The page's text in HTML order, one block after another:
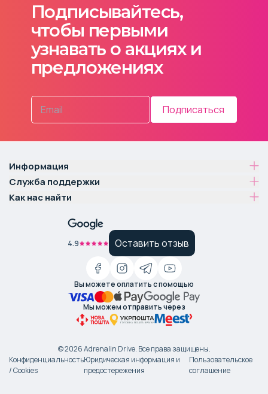
Подписывайтесь,
чтобы первыми
узнавать о акциях и
предложениях
Подписаться
Информация
Служба поддержки
Как нас найти
4.9 Оставить отзыв
Вы можете оплатить с помощью
Мы можем отправить через
©2026Adrenalin Drive. Все права защищены.
Конфиденциальность
/ Cookies
Юридическая информация и
предостережения
Пользовательское
соглашение